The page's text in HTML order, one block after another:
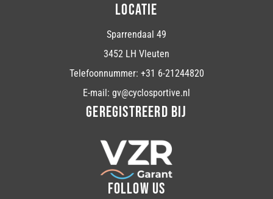
LOCATIE
Sparrendaal 49
3452 LH Vleuten
Telefoonnummer: +31 6-21244820
E-mail: gv@cyclosportive.nl
GEREGISTREERD BIJ
FOLLOW US